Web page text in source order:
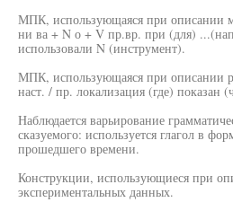
МПК, использующаяся при описании
ни ва + N о + V пр.вр. при (для)
использовали N (инструмент).
МПК, использующаяся при описании
наст. / пр. локализация (где) показан
Наблюдается варьирование
сказуемого: используется глагол в
прошедшего времени.
Конструкции, использующиеся при
экспериментальных данных.